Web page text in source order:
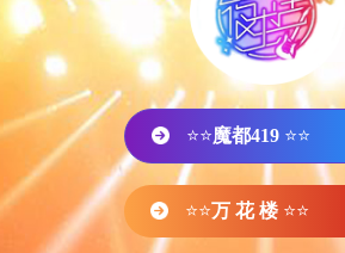
⭐⭐魔都419 ⭐⭐
⭐⭐万 花 楼 ⭐⭐